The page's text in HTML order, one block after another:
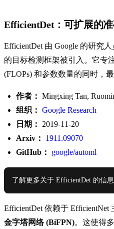
EfficientDet：可扩展的
EfficientDet 由 Google 的研究
的目标检测框架被引入。它专
(FLOPs) 和参数数量的同时，
作者： Mingxing Tan,
组织： Google Research
日期：
2019-11-20
Arxiv：
1911.09070
GitHub：
google/automl
了解更多关于 EfficientDet 的信息
EfficientDet 依赖于 EfficientNet
金字塔网络 (BiFPN)。这使得